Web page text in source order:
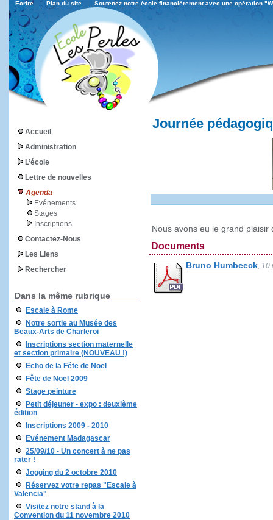
Soutenez notre école financièrement avec une opération
Plan du site
Ecrire
Accueil
Administration
L’école
Lettre de nouvelles
Agenda
Evénements
Stages
Inscriptions
Contactez-Nous
Les Liens
Rechercher
Dans la même rubrique
Escale à Rome
Notre sortie au Musée des
Beaux-Arts de Charleroi
Inscriptions section maternelle
et section primaire (NOUVEAU !)
Echo de la Fête de Noël
Fête de Noël 2009
Stage peinture
Petit déjeuner - expo : deuxième
édition
Inscriptions 2009 - 2010
Evénement Madagascar
25/09/10 - Un concert à ne pas
rater !
Jogging du 2 octobre 2010
Réservez votre repas "Escale à
Valencia"
Visitez notre stand à la
Convention du 11 novembre 2010
Journée
Nous avons eu le grand
Documents
Bruno Humbeeck, 10